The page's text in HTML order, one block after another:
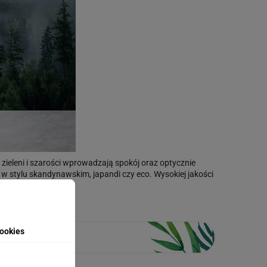
i szarości wprowadzają spokój oraz optycznie
stylu skandynawskim, japandi czy eco. Wysokiej jakości